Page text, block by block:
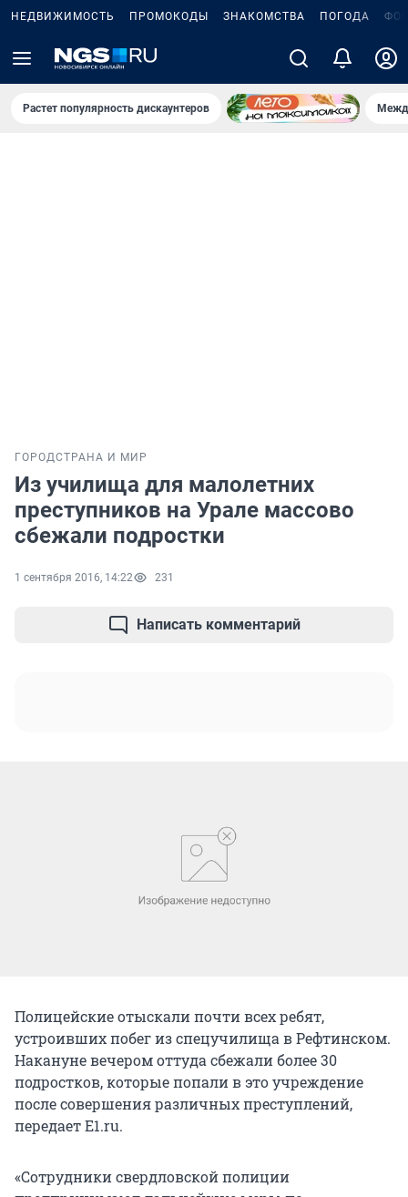
НЕДВИЖИМОСТЬ ПРОМОКОДЫ ЗНАКОМСТВА ПОГОДА
Растет популярность дискаунтеров
ГОРОДСТРАНА И МИР
Из училища для малолетних
преступников на Урале массово
сбежали подростки
1 сентября 2016, 14:22 231
Написать комментарий
Полицейские отыскали почти всех ребят,
устроивших побег из спецучилища в Рефтинском.
Накануне вечером оттуда сбежали более 30
подростков, которые попали в это учреждение
после совершения различных преступлений,
передает E1.ru.
«Сотрудники свердловской полиции